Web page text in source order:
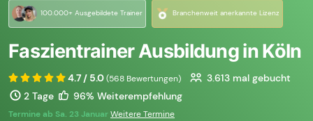
100.000+ Ausgebildete Trainer Branchenweit anerkannte Lizenz
Faszientrainer Ausbildung in Köln
4.7 / 5.0(568 Bewertungen) 3.613mal gebucht
2 Tage
96% Weiterempfehlung
Termine ab Sa. 23 JanuarWeitere Termine